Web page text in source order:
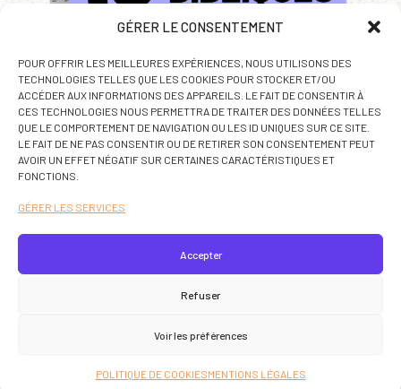
GÉRER LE CONSENTEMENT
POUR OFFRIR LES MEILLEURES EXPÉRIENCES, NOUS UTILISONS DES
TECHNOLOGIES TELLES QUE LES COOKIES POUR STOCKER ET/OU
ACCÉDER AUX INFORMATIONS DES APPAREILS. LE FAIT DE CONSENTIR À
CES TECHNOLOGIES NOUS PERMETTRA DE TRAITER DES DONNÉES TELLES
QUE LE COMPORTEMENT DE NAVIGATION OU LES ID UNIQUES SUR CE SITE.
LE FAIT DE NE PAS CONSENTIR OU DE RETIRER SON CONSENTEMENT PEUT
AVOIR UN EFFET NÉGATIF SUR CERTAINES CARACTÉRISTIQUES ET
FONCTIONS.
GÉRER LES SERVICES
Accepter
Refuser
Voir les préférences
POLITIQUE DE COOKIESMENTIONS LÉGALES
FAITES LE TEST
PARTAGEZ :
Mentions légales- Diocèse de Grenoble-Vienne - ©